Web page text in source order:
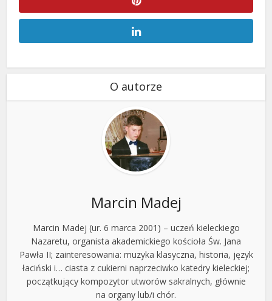
O autorze
Marcin Madej
Marcin Madej (ur. 6 marca 2001) – uczeń kieleckiego
Nazaretu, organista akademickiego kościoła Św. Jana
Pawła II; zainteresowania: muzyka klasyczna, historia, język
łaciński i… ciasta z cukierni naprzeciwko katedry kieleckiej;
początkujący kompozytor utworów sakralnych, głównie
na organy lub/i chór.